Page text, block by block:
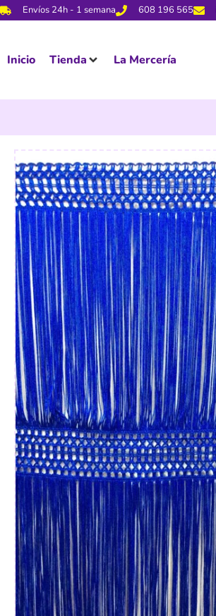
Envíos 24h - 1 semana 608 196 565
Inicio Tienda La Mercería